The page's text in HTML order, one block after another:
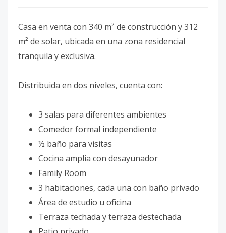
Casa en venta con 340 m² de construcción y 312
m² de solar, ubicada en una zona residencial
tranquila y exclusiva.
Distribuida en dos niveles, cuenta con:
3 salas para diferentes ambientes
Comedor formal independiente
½ baño para visitas
Cocina amplia con desayunador
Family Room
3 habitaciones, cada una con baño privado
Área de estudio u oficina
Terraza techada y terraza destechada